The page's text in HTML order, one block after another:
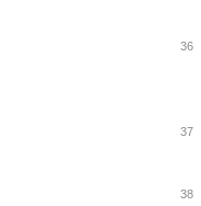
36
37
38